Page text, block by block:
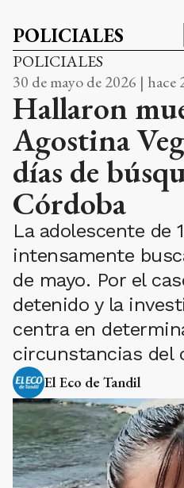
POLICIALES
POLICIALES
30 de mayo de 2026 | hace
Hallaron
Agostina
días de
Córdoba
La adolescente de
intensamente
de mayo. Por el
detenido y la
centra en
circunstancias del
El Eco de Tandil